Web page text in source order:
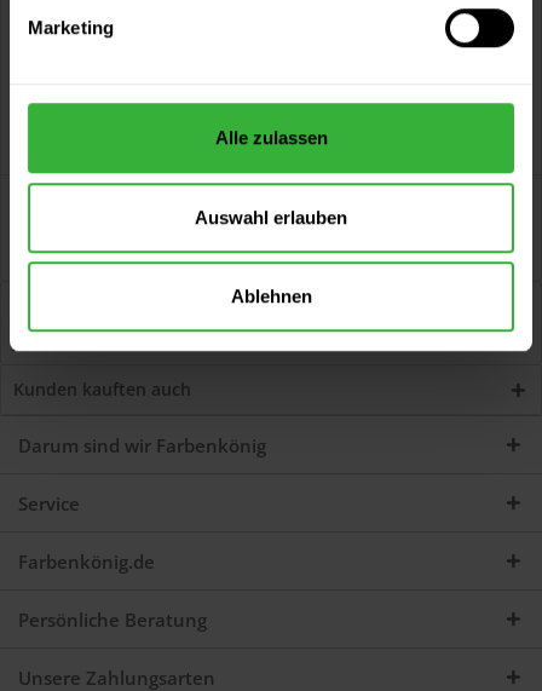
Marketing
Alle zulassen
Auswahl erlauben
Ablehnen
Persönliche Beratung unter
Deckkraft Artikelbeschreibung...mehr
Jetzt Bewertungen zum Artikel lesen...mehr
Kunden kauften auch
Darum sind wir Farbenkönig
Service
Farbenkönig.de
Persönliche Beratung
Unsere Zahlungsarten